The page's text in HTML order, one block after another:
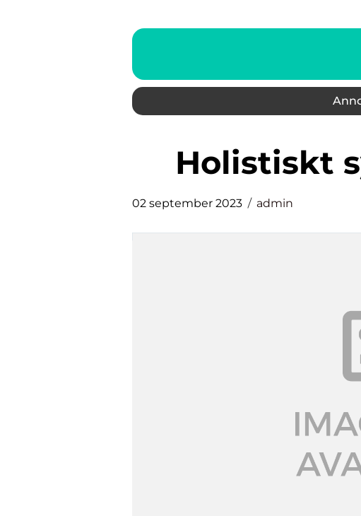
holistiskt
02 september 2023 admin